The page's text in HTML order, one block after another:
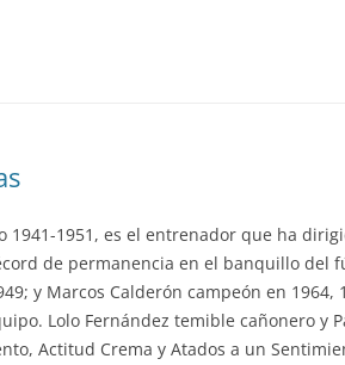
1951, es el entrenador que ha
de permanencia en el banquillo del
y Marcos Calderón campeón en
Lolo Fernández temible cañonero y
Actitud Crema y Atados a un